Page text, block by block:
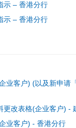
示 – 香港分行
示 – 香港分行
业客户) (以及新申请
更改表格(企业客户) -
业客户) - 香港分行